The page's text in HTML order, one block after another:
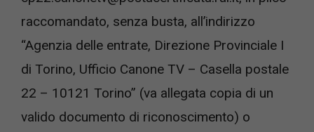
raccomandato, senza busta, all’indirizzo
“Agenzia delle entrate, Direzione Provinciale I
di Torino, Ufficio Canone TV – Casella postale
22 – 10121 Torino” (va allegata copia di un
valido documento di riconoscimento) o